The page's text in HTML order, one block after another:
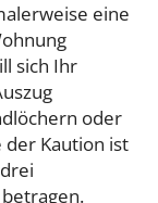
eine
sich Ihr
oder
der Kaution ist